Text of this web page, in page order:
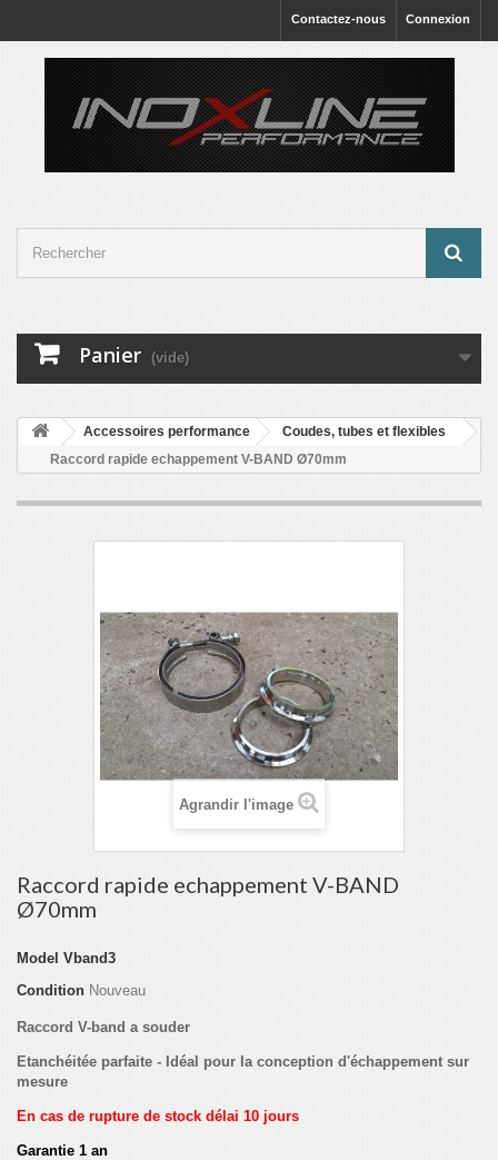
Connexion
Contactez-nous
Panier (vide)
Accessoires performance
Coudes, tubes et flexibles
Raccord rapide echappement V-BAND Ø70mm
Agrandir l'image
Raccord rapide echappement V-BAND
Ø70mm
Model Vband3
Condition Nouveau
Raccord V-band a souder
Etanchéitée parfaite - Idéal pour la conception d'échappement sur
mesure
En cas de rupture de stock délai 10 jours
Garantie 1 an